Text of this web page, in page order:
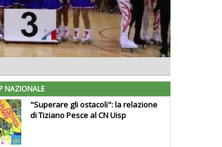
NAZIONALE
"Superare gli ostacoli": la relazione
di Tiziano Pesce al CN Uisp